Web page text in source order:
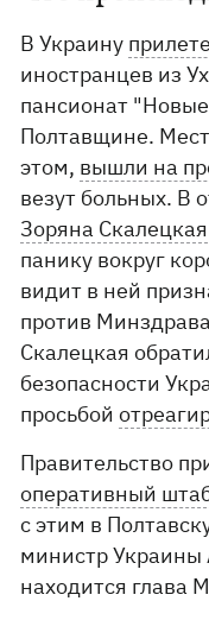
В Украину
иностранцев из
пансионат
Полтавщине.
этом, вышли на
везут больных. В
Зоряна Скалецкая
панику вокруг
видит в ней
против
Скалецкая
безопасности
просьбой
Правительство
оперативный
с этим в
министр Украины
находится глава